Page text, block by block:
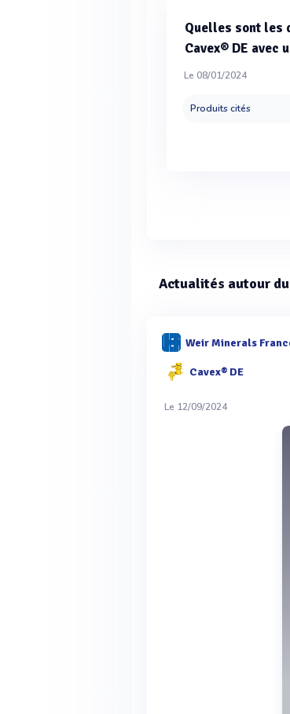
Quelles sont les
Cavex® DE avec
Le 08/01/2024
Produits cités
Actualités autour du
Weir Minerals
Cavex® DE
Le 12/09/2024